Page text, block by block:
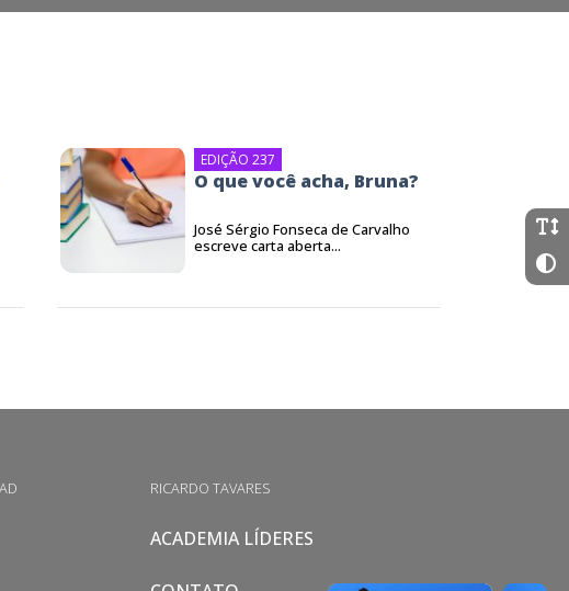
EDIÇÃO 237
O que você acha, Bruna?
José Sérgio Fonseca de Carvalho
escreve carta aberta...
RICARDO TAVARES
ACADEMIA LÍDERES